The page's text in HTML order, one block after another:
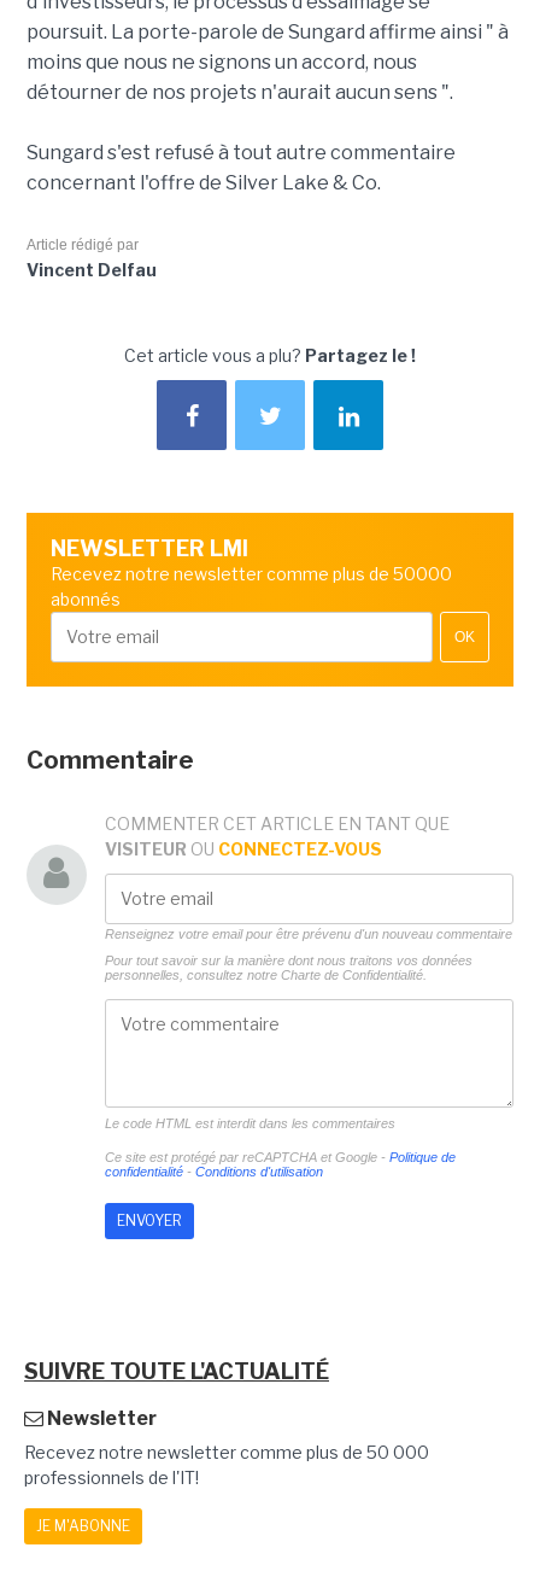
poursuit. La porte-parole de Sungard affirme ainsi " à
moins que nous ne signons un accord, nous
détourner de nos projets n'aurait aucun sens ".
Sungard s'est refusé à tout autre commentaire
concernant l'offre de Silver Lake & Co.
Article rédigé par
Vincent Delfau
Cet article vous a plu? Partagez le !
NEWSLETTER LMI
Recevez notre newsletter comme plus de 50000
abonnés
OK
Commentaire
COMMENTER CET ARTICLE EN TANT QUE
VISITEUR OU CONNECTEZ-VOUS
Renseignez votre email pour être prévenu d'un nouveau commentaire
Pour tout savoir sur la manière dont nous traitons vos données
personnelles, consultez notre Charte de Confidentialité.
Le code HTML est interdit dans les commentaires
Ce site est protégé par reCAPTCHA et Google - Politique de
confidentialité- Conditions d'utilisation
SUIVRE TOUTE L'ACTUALITÉ
Newsletter
Recevez notre newsletter comme plus de 50 000
professionnels de l'IT!
JE M'ABONNE